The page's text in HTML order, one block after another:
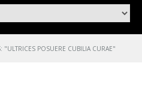
"ULTRICES POSUERE CUBILIA CURAE"